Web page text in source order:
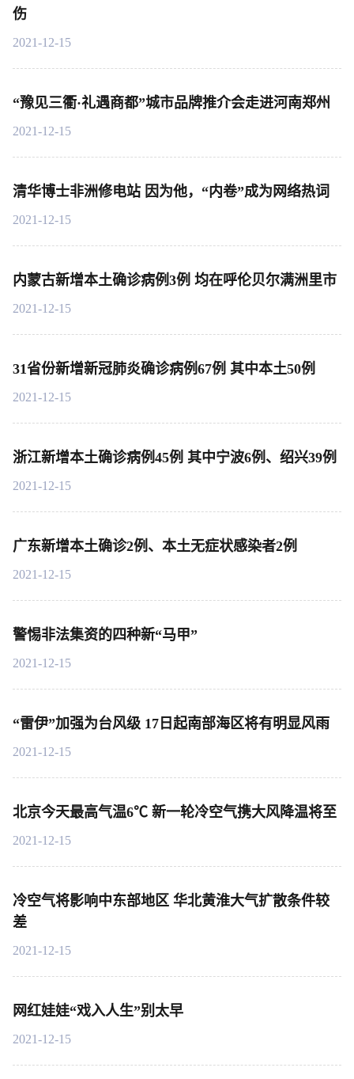
伤
2021-12-15
“豫见三衢·礼遇商都”城市品牌推介会走进河南郑州
2021-12-15
清华博士非洲修电站 因为他，“内卷”成为网络热词
2021-12-15
内蒙古新增本土确诊病例3例 均在呼伦贝尔满洲里市
2021-12-15
31省份新增新冠肺炎确诊病例67例 其中本土50例
2021-12-15
浙江新增本土确诊病例45例 其中宁波6例、绍兴39例
2021-12-15
广东新增本土确诊2例、本土无症状感染者2例
2021-12-15
警惕非法集资的四种新“马甲”
2021-12-15
“雷伊”加强为台风级 17日起南部海区将有明显风雨
2021-12-15
北京今天最高气温6℃ 新一轮冷空气携大风降温将至
2021-12-15
冷空气将影响中东部地区 华北黄淮大气扩散条件较
差
2021-12-15
网红娃娃“戏入人生”别太早
2021-12-15